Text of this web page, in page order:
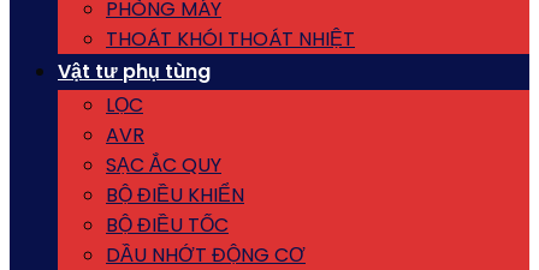
PHÒNG MÁY
THOÁT KHÓI THOÁT NHIỆT
Vật tư phụ tùng
LỌC
AVR
SẠC ẮC QUY
BỘ ĐIỀU KHIỂN
BỘ ĐIỀU TỐC
DẦU NHỚT ĐỘNG CƠ